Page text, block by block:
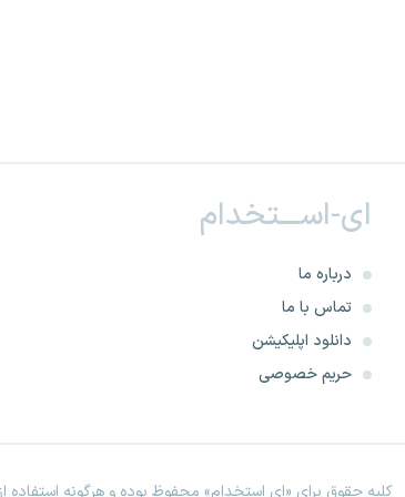
ای-اســـتخدام
درباره ما
تماس با ما
دانلود اپلیکیشن
حریم خصوصی
کلیه حقوق برای «ای استخدام» محفوظ بوده و هرگونه